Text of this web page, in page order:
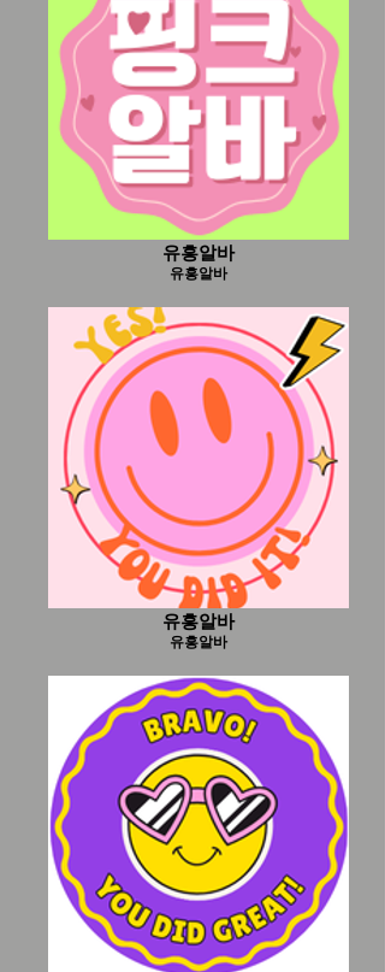
유흥알바
유흥알바
유흥알바
유흥알바